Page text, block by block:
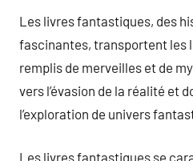
Les livres fantastiques, des
fascinantes, transportent les
remplis de merveilles et de
vers l’évasion de la réalité et
l’exploration de univers
Les livres fantastiques se